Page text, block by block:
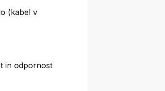
(kabel v
in odpornost